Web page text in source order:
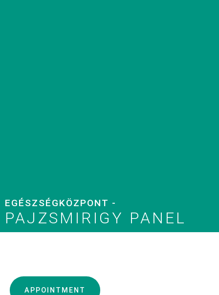
EGÉSZSÉGKÖZPONT -
PAJZSMIRIGY PANEL
APPOINTMENT